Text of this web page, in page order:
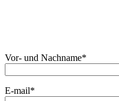
Vor- und Nachname*
E-mail*